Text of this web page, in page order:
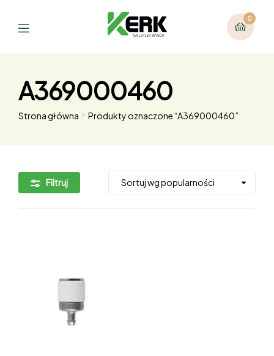
0
A369000460
Strona główna Produkty oznaczone “A369000460”
Filtruj